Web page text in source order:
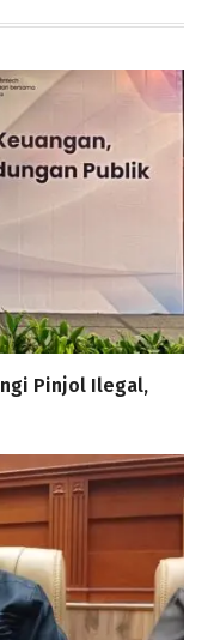
Pinjol Ilegal,